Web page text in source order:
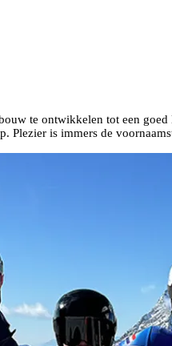
te ontwikkelen tot een
Plezier is immers de